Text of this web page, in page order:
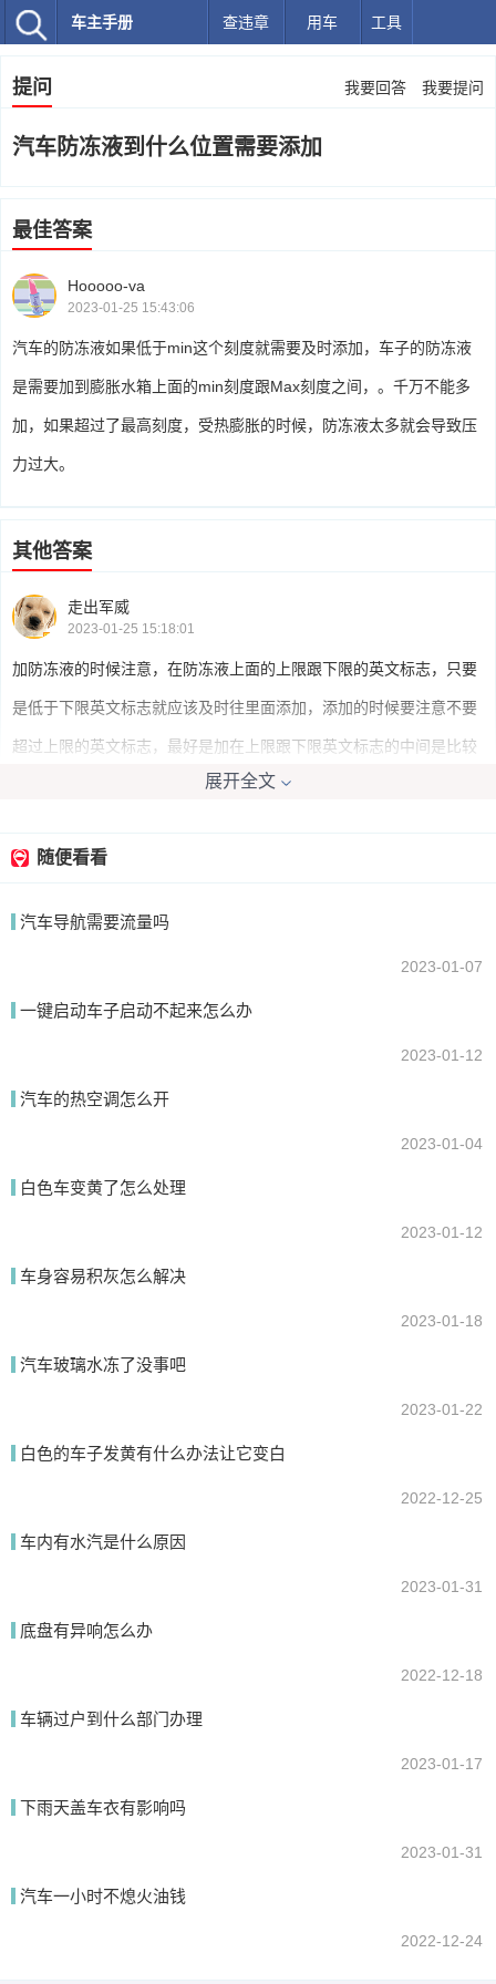
车主手册 查违章 用车 工具
提问 我要回答 我要提问
汽车防冻液到什么位置需要添加
最佳答案
Hooooo-va
2023-01-25 15:43:06
汽车的防冻液如果低于min这个刻度就需要及时添加，车子的防冻液
是需要加到膨胀水箱上面的min刻度跟Max刻度之间，。千万不能多
加，如果超过了最高刻度，受热膨胀的时候，防冻液太多就会导致压
力过大。
其他答案
走出军威
2023-01-25 15:18:01
加防冻液的时候注意，在防冻液上面的上限跟下限的英文标志，只要
是低于下限英文标志就应该及时往里面添加，添加的时候要注意不要
超过上限的英文标志，最好是加在上限跟下限英文标志的中间是比较
杨xian生
防冻液加到防冻液水壶最高水位与最低水位之间的位置即可，在防冻
液水壶上有一个标志，一个上限英文字母标志和一个下限英文字母标
志即最高水位与最低水位，加防冻液在这个范围之内即可
我要回答
展开全文
随便看看
汽车导航需要流量吗
2023-01-07
一键启动车子启动不起来怎么办
2023-01-12
汽车的热空调怎么开
2023-01-04
白色车变黄了怎么处理
2023-01-12
车身容易积灰怎么解决
2023-01-18
汽车玻璃水冻了没事吧
2023-01-22
白色的车子发黄有什么办法让它变白
2022-12-25
车内有水汽是什么原因
2023-01-31
底盘有异响怎么办
2022-12-18
车辆过户到什么部门办理
2023-01-17
下雨天盖车衣有影响吗
2023-01-31
汽车一小时不熄火油钱
2022-12-24